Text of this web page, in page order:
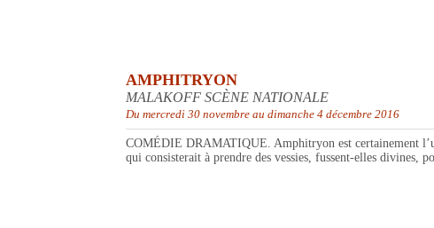
AMPHITRYON
MALAKOFF SCÈNE NATIONALE
Du mercredi 30 novembre au dimanche 4 décembre 2016
COMÉDIE DRAMATIQUE. Amphitryon est certainement
qui consisterait à prendre des vessies, fussent-elles divines,